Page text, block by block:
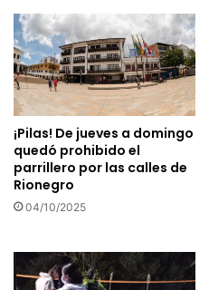
¡Pilas! De jueves a domingo
quedó prohibido el
parrillero por las calles de
Rionegro
04/10/2025